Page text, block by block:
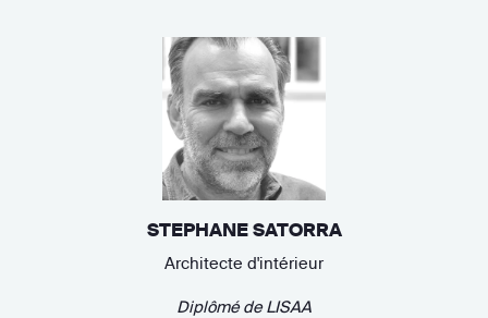
STEPHANE SATORRA
Architecte d'intérieur
Diplômé deLISAA